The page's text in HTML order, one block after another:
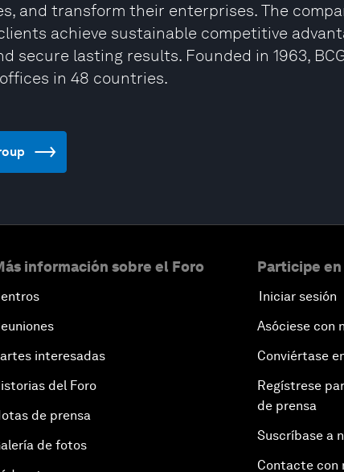
and transform their enterprises. The
achieve sustainable competitive
secure lasting results. Founded in 1963,
in 48 countries.
información sobre el Foro
interesadas
del Foro
de prensa
de fotos
Participe
Iniciar sesión
Asóciese con
Conviértase
Regístrese
de prensa
Suscríbase a
Contacte con